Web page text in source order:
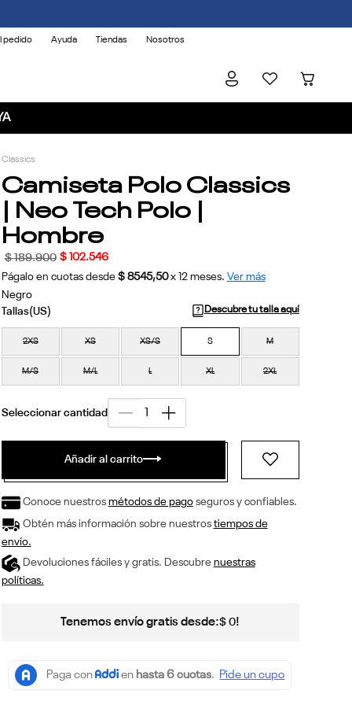
pedido Ayuda Tiendas Nosotros
Classics
Camiseta Polo Classics
| Neo Tech Polo |
Hombre
$ 189.900 $ 102.546
Págalo en cuotas desde $ 8545,50 x 12meses. Ver más
Negro
Descubre tu talla aquí
2XS XS XS/S S M
M/S M/L L XL 2XL
Añadir al carrito
Conoce nuestros métodos de pagoseguros y confiables.
Obtén más información sobre nuestros tiempos de
envío.
Devoluciones fáciles y gratis. Descubre nuestras
políticas.
Tenemos envío gratis desde:$ 0!